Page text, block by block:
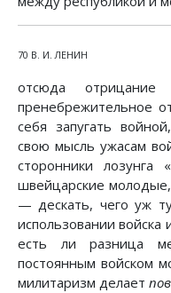
70 В. И. ЛЕНИН
отсюда
пренебрежительное
себя запугать
свою мысль ужасам
сторонники лозунга
швейцарские
— дескать, чего уж
использовании войска
есть ли разница
постоянным войском
милитаризм делает